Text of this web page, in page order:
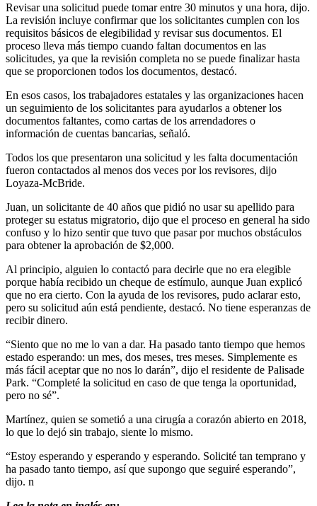
Revisar una solicitud puede tomar entre 30 minutos y una hora, dijo.
La revisión incluye confirmar que los solicitantes cumplen con los
requisitos básicos de elegibilidad y revisar sus documentos. El
proceso lleva más tiempo cuando faltan documentos en las
solicitudes, ya que la revisión completa no se puede finalizar hasta
que se proporcionen todos los documentos, destacó.
En esos casos, los trabajadores estatales y las organizaciones hacen
un seguimiento de los solicitantes para ayudarlos a obtener los
documentos faltantes, como cartas de los arrendadores o
información de cuentas bancarias, señaló.
Todos los que presentaron una solicitud y les falta documentación
fueron contactados al menos dos veces por los revisores, dijo
Loyaza-McBride.
Juan, un solicitante de 40 años que pidió no usar su apellido para
proteger su estatus migratorio, dijo que el proceso en general ha sido
confuso y lo hizo sentir que tuvo que pasar por muchos obstáculos
para obtener la aprobación de $2,000.
Al principio, alguien lo contactó para decirle que no era elegible
porque había recibido un cheque de estímulo, aunque Juan explicó
que no era cierto. Con la ayuda de los revisores, pudo aclarar esto,
pero su solicitud aún está pendiente, destacó. No tiene esperanzas de
recibir dinero.
“Siento que no me lo van a dar. Ha pasado tanto tiempo que hemos
estado esperando: un mes, dos meses, tres meses. Simplemente es
más fácil aceptar que no nos lo darán”, dijo el residente de Palisade
Park. “Completé la solicitud en caso de que tenga la oportunidad,
pero no sé”.
Martínez, quien se sometió a una cirugía a corazón abierto en 2018,
lo que lo dejó sin trabajo, siente lo mismo.
“Estoy esperando y esperando y esperando. Solicité tan temprano y
ha pasado tanto tiempo, así que supongo que seguiré esperando”,
dijo. n